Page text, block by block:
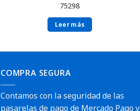
75298
Leer más
COMPRA SEGURA
Contamos con la seguridad de las
pasarelas de pago de Mercado Pago y